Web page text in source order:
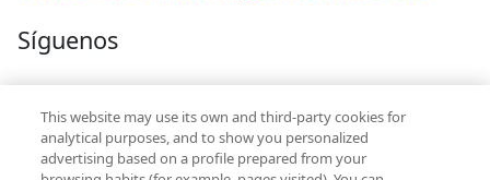
Síguenos
Contacto
hola@vivegreen.com
This website may use its own and third-party cookies for
analytical purposes, and to show you personalized
advertising based on a profile prepared from your